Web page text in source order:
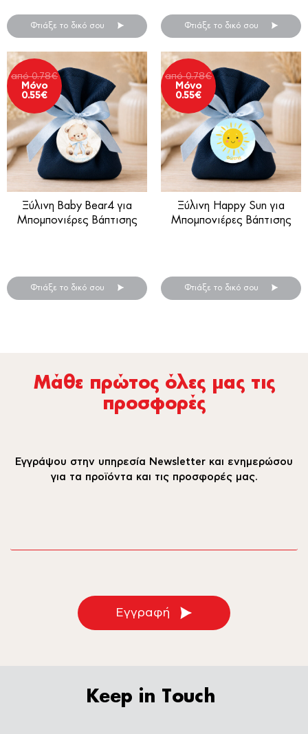
Φτιάξε το δικό σου Φτιάξε το δικό σου
Ξύλινη Baby Bear4 για
Μπομπονιέρες Βάπτισης
από 0.78€
Μόνο
0.55€
Φτιάξε το δικό σου
Ξύλινη Happy Sun για
Μπομπονιέρες Βάπτισης
από 0.78€
Μόνο
0.55€
Φτιάξε το δικό σου
Μάθε πρώτος όλες µας τις
προσφορές
Εγγράψου στην υπηρεσία Newsletter και ενημερώσου
για τα προϊόντα και τις προσφορές μας.
Εγγραφή
Keep in Touch